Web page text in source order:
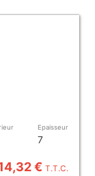
Epaisseur
7
€T.T.C.